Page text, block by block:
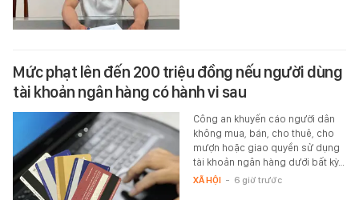
Mức phạt lên đến 200 triệu đồng nếu người dùng
tài khoản ngân hàng có hành vi sau
Công an khuyến cáo người dân
không mua, bán, cho thuê, cho
mượn hoặc giao quyền sử dụng
tài khoản ngân hàng dưới bất kỳ…
XÃ HỘI - 6 giờ trước